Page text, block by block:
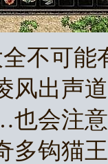
不可能
风出声
会注意
多钩猫